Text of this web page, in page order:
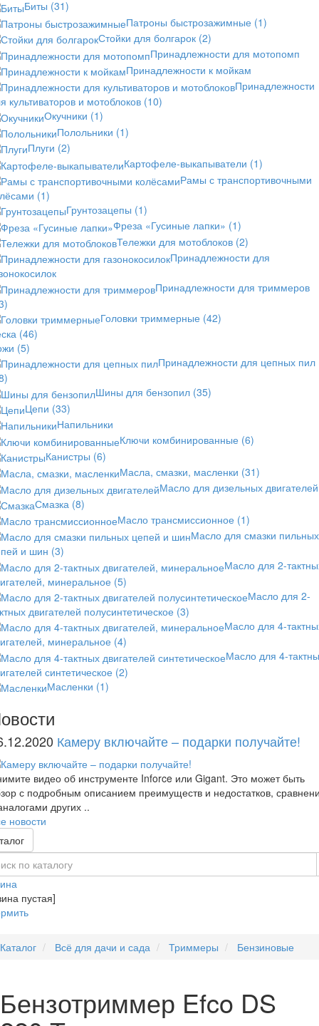
Биты (31)
Патроны быстрозажимные (1)
Стойки для болгарок (2)
Принадлежности для мотопомп
Принадлежности к мойкам
Принадлежности
культиваторов и мотоблоков (10)
Окучники (1)
Полольники (1)
Плуги (2)
Картофеле-выкапыватели (1)
Рамы с транспортивочными
(1)
Грунтозацепы (1)
Фреза «Гусиные лапки» (1)
Тележки для мотоблоков (2)
Принадлежности для
Принадлежности для триммеров
Головки триммерные (42)
(46)
(5)
Принадлежности для цепных пил
Шины для бензопил (35)
Цепи (33)
Напильники
Ключи комбинированные (6)
Канистры (6)
Масла, смазки, масленки (31)
Масло для дизельных двигателей
Смазка (8)
Масло трансмиссионное (1)
Масло для смазки пильных
и шин (3)
Масло для 2-
минеральное (5)
Масло для 2-
двигателей полусинтетическое (3)
Масло для 4-
минеральное (4)
Масло для 4-
синтетическое (2)
Масленки (1)
Камеру включайте – подарки получайте!
видео об инструменте Inforce или Gigant. Это может быть
с подробным описанием преимуществ и недостатков,
других ..
новости
пустая]
Каталог Всё для дачи и сада Триммеры Бензиновые
Бензотриммер Efco DS